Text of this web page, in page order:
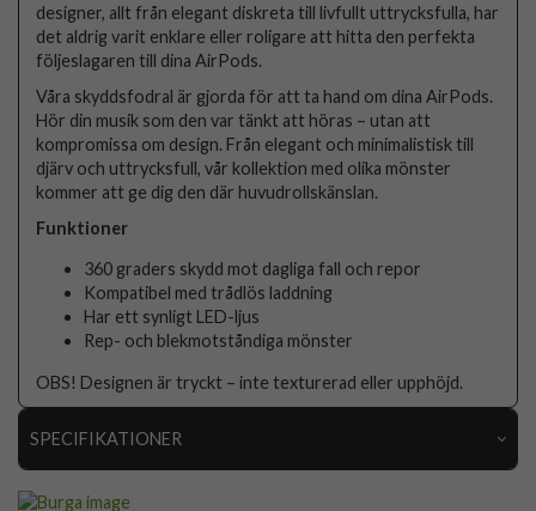
designer, allt från elegant diskreta till livfullt uttrycksfulla, har
det aldrig varit enklare eller roligare att hitta den perfekta
följeslagaren till dina AirPods.
Våra skyddsfodral är gjorda för att ta hand om dina AirPods.
Hör din musik som den var tänkt att höras – utan att
kompromissa om design. Från elegant och minimalistisk till
djärv och uttrycksfull, vår kollektion med olika mönster
kommer att ge dig den där huvudrollskänslan.
Funktioner
360 graders skydd mot dagliga fall och repor
Kompatibel med trådlös laddning
Har ett synligt LED-ljus
Rep- och blekmotståndiga mönster
OBS! Designen är tryckt – inte texturerad eller upphöjd.
SPECIFIKATIONER